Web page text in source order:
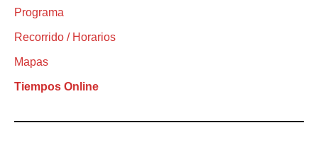
Programa
Recorrido / Horarios
Mapas
Tiempos Online